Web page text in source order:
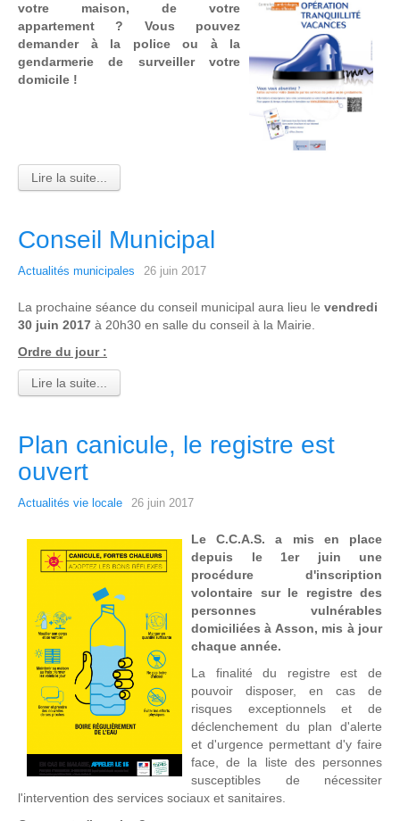
votre maison, de votre
appartement ? Vous pouvez
demander à la police ou à la
gendarmerie de surveiller votre
domicile !
Lire la suite...
Conseil Municipal
Actualités municipales 26 juin 2017
La prochaine séance du conseil municipal aura lieu le vendredi
30 juin 2017 à 20h30 en salle du conseil à la Mairie.
Ordre du jour :
Lire la suite...
Plan canicule, le registre est
ouvert
Actualités vie locale 26 juin 2017
Le C.C.A.S. a mis en place
depuis le 1er juin une
procédure d'inscription
volontaire sur le registre des
personnes vulnérables
domiciliées à Asson, mis à jour
chaque année.
La finalité du registre est de
pouvoir disposer, en cas de
risques exceptionnels et de
déclenchement du plan d'alerte
et d'urgence permettant d'y faire
face, de la liste des personnes
susceptibles de nécessiter
l'intervention des services sociaux et sanitaires.